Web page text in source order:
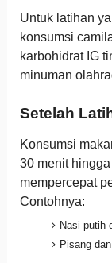
Untuk latihan
konsumsi
karbohidrat IG
minuman
Setelah
Konsumsi
30 menit
mempercepat
Contohnya:
Nasi putih
Pisang